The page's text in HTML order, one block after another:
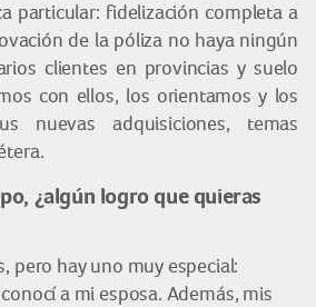
particular: fidelización completa a
de la póliza no haya ningún
clientes en provincias y suelo
con ellos, los orientamos y los
nuevas adquisiciones, temas
¿algún logro que quieras
pero hay uno muy especial:
a mi esposa. Además, mis